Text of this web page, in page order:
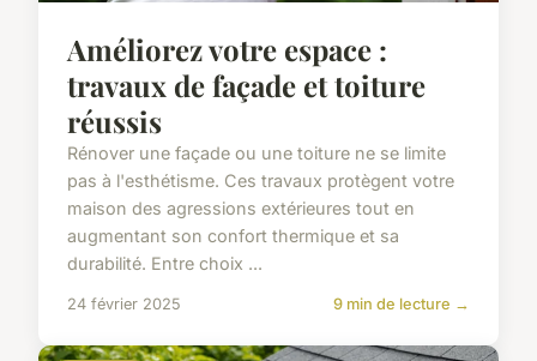
Améliorez votre espace :
travaux de façade et toiture
réussis
Rénover une façade ou une toiture ne se limite
pas à l'esthétisme. Ces travaux protègent votre
maison des agressions extérieures tout en
augmentant son confort thermique et sa
durabilité. Entre choix ...
24 février 2025 9 min de lecture →